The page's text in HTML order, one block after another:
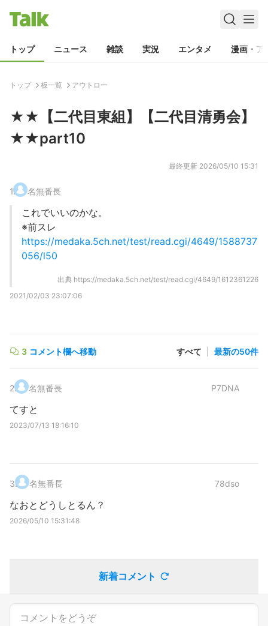
トップ ニュース 雑談 実況 エンタメ 漫画・ア
トップ 板一覧 アウトロー
★★【二代目東組】【二代目清勇会】
★★part10
最終更新 2026/05/10 15:31
1. 名無番長
これでいいのかな。
※前スレ
https://medaka.5ch.net/test/read.cgi/4649/1588737
056/l50
出典 https://medaka.5ch.net/test/read.cgi/4649/1612361226
2021/02/03 23:07:06
3 コメント欄へ移動 すべて 最新の50件
2. 名無番長 P7DNA
てすと
2023/07/13 18:16:10
3. 名無番長 78dso
なおとどうしとるん？
2026/05/10 15:31:48
新着コメント